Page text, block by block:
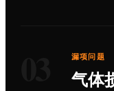
漏项问题
气体